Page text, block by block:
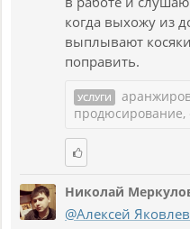
когда выхожу из
выплывают
поправить.
УСЛУГИ
продюсирование,
Николай
@Алексей Яковлев